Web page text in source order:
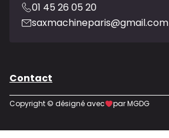
01 45 26 05 20
saxmachineparis@gmail.com
Contact
Copyright © désigné avec par MGDG